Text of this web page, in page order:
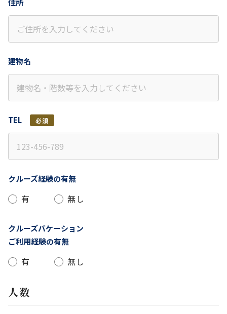
住所
建物名
TEL 必須
クルーズ経験の有無
有 無し
クルーズバケーション
ご利用経験の有無
有 無し
人数